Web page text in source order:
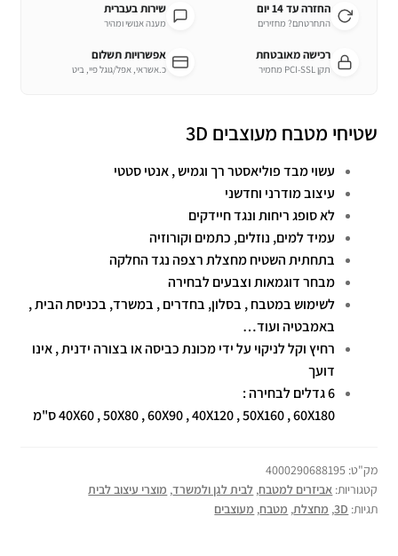
החזרה עד 14 יום
התחרטתם? מחזירים
שירות בעברית
מענה אנושי ומהיר
רכישה מאובטחת
תקן PCI-SSL מחמיר
אפשרויות תשלום
כ.אשראי, אפל/גוגל פיי, ביט
שטיחי מטבח מעוצבים 3D
עשוי מבד פוליאסטר רך וגמיש , אנטי סטטי
עיצוב מודרני וחדשני
לא סופג ריחות ונגד חיידקים
עמיד למים, נוזלים, כתמים וקורוזיה
בתחתית השטיח מחצלת רצפה נגד החלקה
מבחר דוגמאות וצבעים לבחירה
לשימוש במטבח , בסלון, בחדרים , במשרד, בכניסת הבית ,
באמבטיה ועוד…
רחיץ וקל לניקוי על ידי מכונת כביסה או בצורה ידנית , אינו
דועך
6 גדלים לבחירה :
40X60 , 50X80 , 60X90 , 40X120 , 50X160 , 60X180 ס"מ
מק"ט: 4000290688195
קטגוריות: אביזרים למטבח, לבית לגן ולמשרד, מוצרי עיצוב לבית
תגיות: 3D
, מחצלת, מטבח, מעוצבים